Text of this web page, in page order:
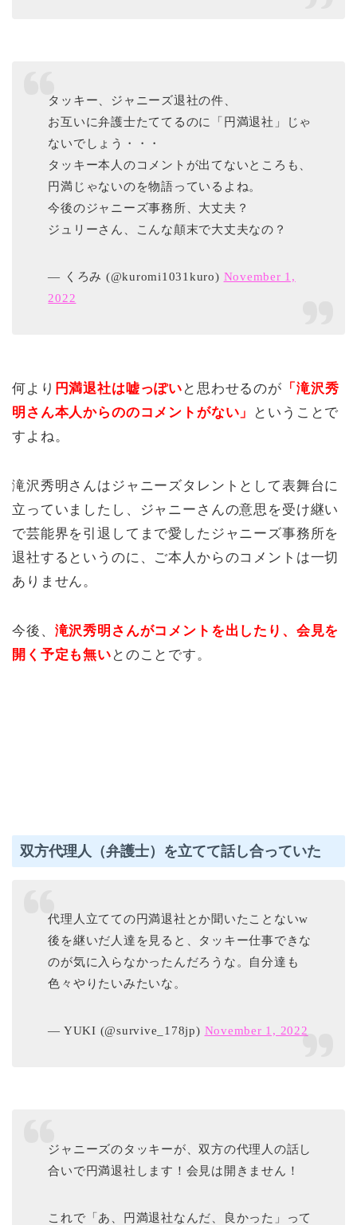
タッキー、ジャニーズ退社の件、
お互いに弁護士たててるのに「円満退社」じゃ
ないでしょう・・・
タッキー本人のコメントが出てないところも、
円満じゃないのを物語っているよね。
今後のジャニーズ事務所、大丈夫？
ジュリーさん、こんな顛末で大丈夫なの？
— くろみ (@kuromi1031kuro) November 1,
2022
何より 円満退社は嘘っぽい と思わせるのが 「滝沢秀
明さん本人からののコメントがない」
ということで
すよね。
滝沢秀明さんはジャニーズタレントとして表舞台に
立っていましたし、ジャニーさんの意思を受け継い
で芸能界を引退してまで愛したジャニーズ事務所を
退社するというのに、ご本人からのコメントは一切
ありません。
今後、 滝沢秀明さんがコメントを出したり、会見を
開く予定も無い とのことです。
双方代理人（弁護士）を立てて話し合っていた
代理人立てての円満退社とか聞いたことないw
後を継いだ人達を見ると、タッキー仕事できな
のが気に入らなかったんだろうな。自分達も
色々やりたいみたいな。
— YUKI (@survive_178jp) November 1, 2022
ジャニーズのタッキーが、双方の代理人の話し
合いで円満退社します！会見は開きません！
これで「あ、円満退社なんだ、良かった」って